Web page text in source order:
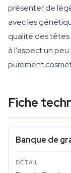
présenter de
avec les
qualité des têtes
à l'aspect un
purement
Fiche
Banque de